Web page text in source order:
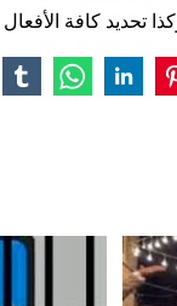
كافة الأفعال